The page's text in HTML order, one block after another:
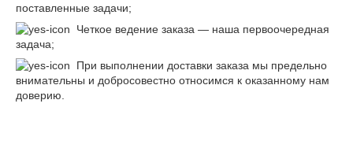
поставленные задачи;
Четкое ведение заказа — наша первоочередная
задача;
При выполнении доставки заказа мы предельно
внимательны и добросовестно относимся к оказанному нам
доверию.